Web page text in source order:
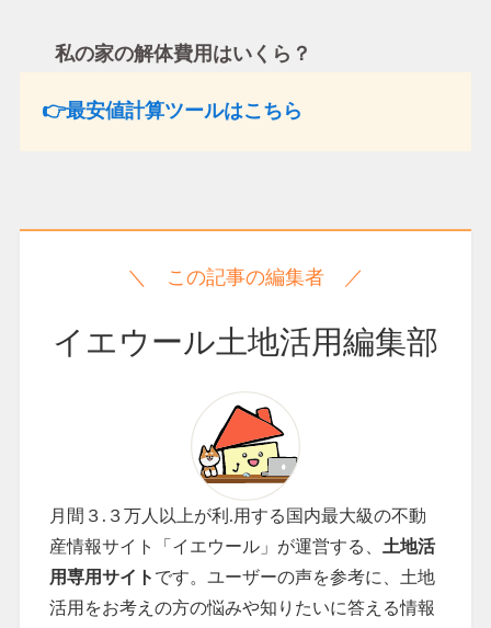
私の家の解体費用はいくら？
👉最安値計算ツールはこちら
＼ この記事の編集者 ／
イエウール土地活用編集部
月間３.３ 万人以上が利.用する国内最大級の不動
産情報サイト「イエウール」が運営する、 土地活
用専用サイト です。ユーザーの声を参考に、土地
活用をお考えの方の悩みや知りたいに答える情報